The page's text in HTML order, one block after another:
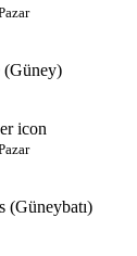
(Güney)
(Güneybatı)